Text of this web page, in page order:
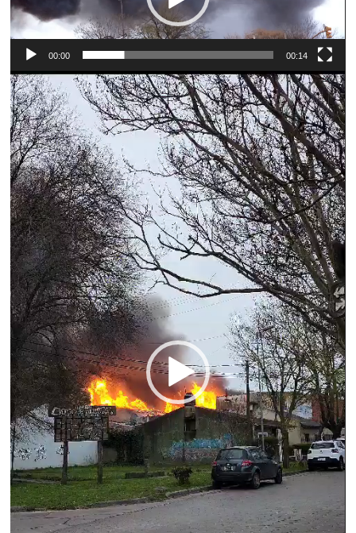
00:00 00:14
Reproductor
de
vídeo